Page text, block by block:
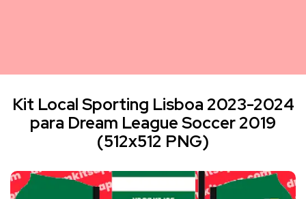
Kit Local Sporting Lisboa 2023-2024
para Dream League Soccer 2019
(512x512 PNG)